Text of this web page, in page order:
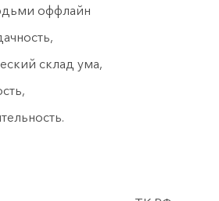
оффлайн
склад ума,